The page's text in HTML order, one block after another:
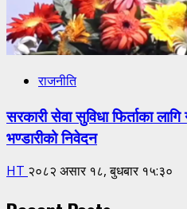
राजनीति
सरकारी सेवा सुविधा फिर्ताका
भण्डारीको निवेदन
HT २०८२ असार १८, बुधबार १५:३०